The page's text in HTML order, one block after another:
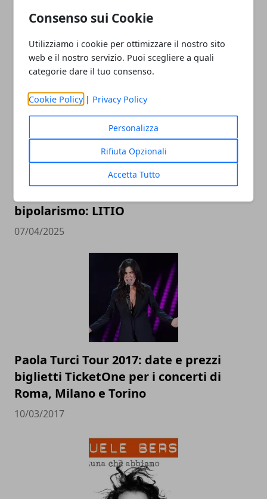
Consenso sui Cookie
Utilizziamo i cookie per ottimizzare il nostro sito
web e il nostro servizio. Puoi scegliere a quali
categorie dare il tuo consenso.
Cookie Policy | Privacy Policy
Personalizza
Rifiuta Opzionali
Accetta Tutto
ARTICOLI CORRELATI
bipolarismo: LITIO
07/04/2025
Paola Turci Tour 2017: date e prezzi
biglietti TicketOne per i concerti di
Roma, Milano e Torino
10/03/2017